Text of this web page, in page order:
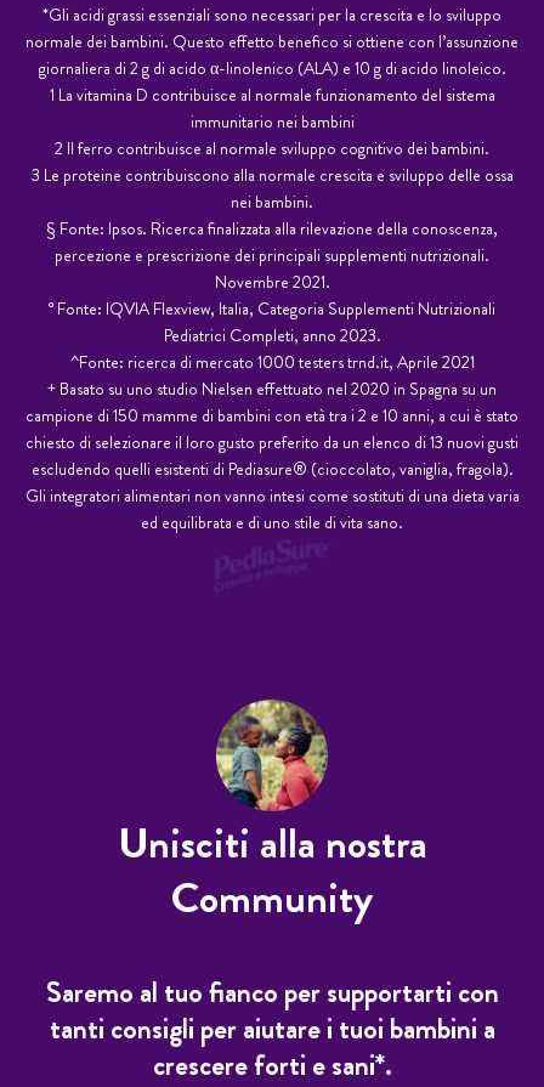
*Gli acidi grassi essenziali sono necessari per la crescita e lo sviluppo
normale dei bambini. Questo effetto benefi­co si ottiene con l’assunzione
giornaliera di 2 g di acido α-linolenico (ALA) e 10 g di acido linoleico.
1 La vitamina D contribuisce al normale funzionamento del sistema
immunitario nei bambini
2 Il ferro contribuisce al normale sviluppo cognitivo dei bambini.
3 Le proteine contribuiscono alla normale crescita e sviluppo delle ossa
nei bambini.
§ Fonte: Ipsos. Ricerca finalizzata alla rilevazione della conoscenza,
percezione e prescrizione dei principali supplementi nutrizionali.
Novembre 2021.
° Fonte: IQVIA Flexview, Italia, Categoria Supplementi Nutrizionali
Pediatrici Completi, anno 2023.
^Fonte: ricerca di mercato 1000 testers trnd.it, Aprile 2021
+ Basato su uno studio Nielsen effettuato nel 2020 in Spagna su un
campione di 150 mamme di bambini con età tra i 2 e 10 anni, a cui è stato
chiesto di selezionare il loro gusto preferito da un elenco di 13 nuovi gusti
escludendo quelli esistenti di Pediasure® (cioccolato, vaniglia, fragola).
Gli integratori alimentari non vanno intesi come sostituti di una dieta varia
ed equilibrata e di uno stile di vita sano.
Unisciti alla nostra
Community
Saremo al tuo fianco per supportarti con
tanti consigli per aiutare i tuoi bambini a
crescere forti e sani*.